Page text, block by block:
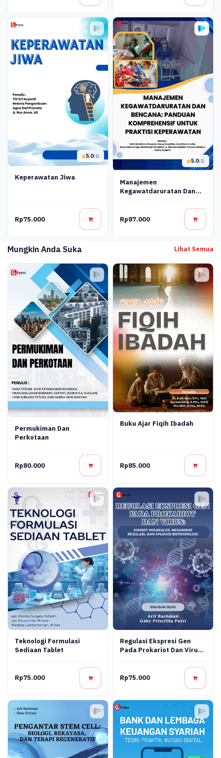
5.0(1)
Keperawatan Jiwa
Rp75.000
5.0(1)
Manajemen
Kegawatdaruratan Dan
Komprehensif Untuk
Praktisi Keperawatan
Rp87.000
Mungkin Anda Suka Lihat Semua
Permukiman Dan
Perkotaan
Rp80.000
Buku Ajar Fiqih Ibadah
Rp85.000
Teknologi Formulasi
Sediaan Tablet
Rp75.000
Regulasi Ekspresi Gen
Pada Prokariot Dan Virus:
Mekanisme Regulasi, Dan
Aplikasi Bioteknologi
Rp75.000